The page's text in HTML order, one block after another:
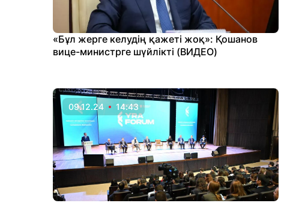
«Бұл жерге келудің қажеті жоқ»: Қошанов
вице-министрге шүйлікті (ВИДЕО)
09.12.24 14:43